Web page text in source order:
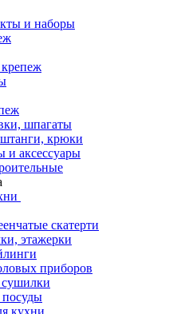
и наборы
шпагаты
крюки
и аксессуары
скатерти
этажерки
приборов
кухни